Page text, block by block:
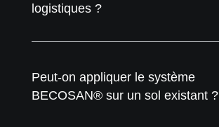
logistiques ?
Peut-on appliquer le système
BECOSAN® sur un sol existant ?